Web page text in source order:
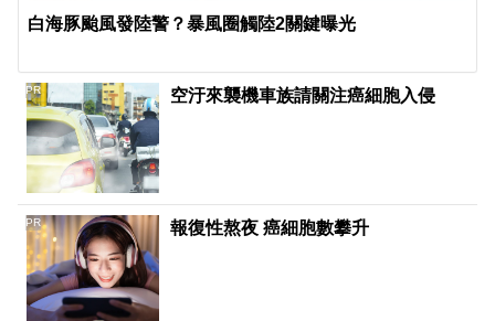
白海豚颱風發陸警？暴風圈觸陸2關鍵曝光
空汙來襲機車族請關注癌細胞入侵
PR
報復性熬夜 癌細胞數攀升
PR